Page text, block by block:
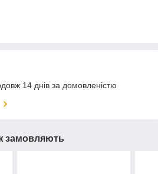
14 днів за домовленістю
замовляють